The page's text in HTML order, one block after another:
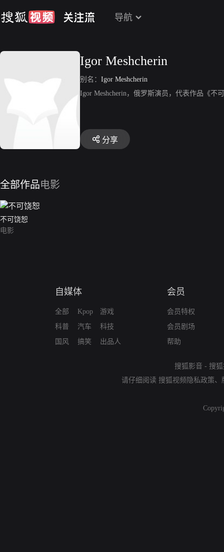
导航
Igor Meshcherin
别名： Igor Meshcherin
Igor Meshcherin，俄罗斯演员，代表作品《不
分享
全部作品电影
不可饶恕
电影
自媒体
全部
科普
国风
Kpop
汽车
搞笑
游戏
科技
出品人
会员
会员特权
会员剧场
帮助
搜狐影音 - 搜
请仔细阅读 搜狐视频隐私政策、